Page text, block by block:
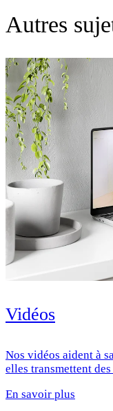
Autres
Vidéos
Nos vidéos aident à
elles transmettent
En savoir plus